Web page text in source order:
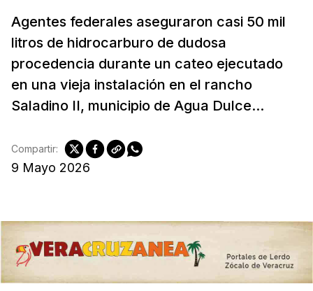
Agentes federales aseguraron casi 50 mil
litros de hidrocarburo de dudosa
procedencia durante un cateo ejecutado
en una vieja instalación en el rancho
Saladino II, municipio de Agua Dulce...
9 Mayo 2026
Compartir: